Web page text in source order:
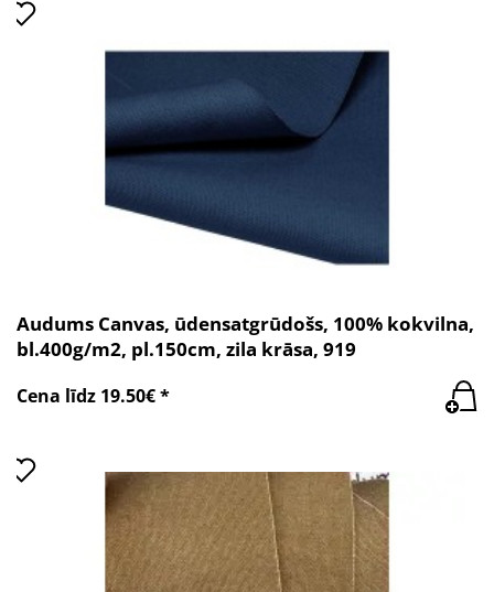
Audums Canvas, ūdensatgrūdošs, 100% kokvilna,
bl.400g/m2, pl.150cm, zila krāsa, 919
Cena līdz 19.50€ *